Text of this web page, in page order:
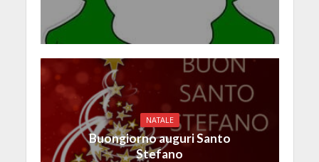
NATALE
Buongiorno auguri Santo
Stefano